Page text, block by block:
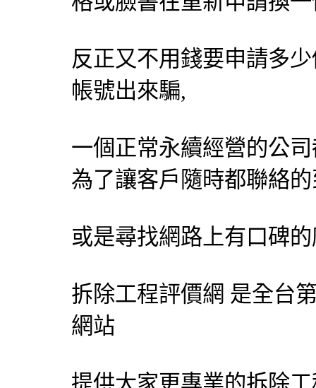
反正又不用錢要申請多
帳號出來騙,
一個正常永續經營的公
為了讓客戶隨時都聯絡
或是尋找網路上有口碑
拆除工程評價網 是全台
網站